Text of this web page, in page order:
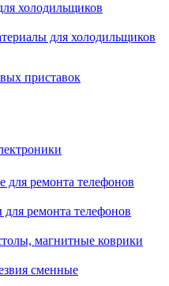
холодильщиков
для холодильщиков
приставок
для ремонта телефонов
ремонта телефонов
магнитные коврики
сменные